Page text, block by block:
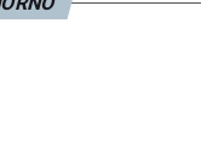
recarsi